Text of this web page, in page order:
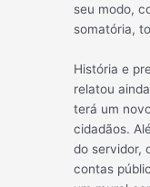
seu modo,
somatória,
História e
relatou
terá um
cidadãos.
do servidor,
contas